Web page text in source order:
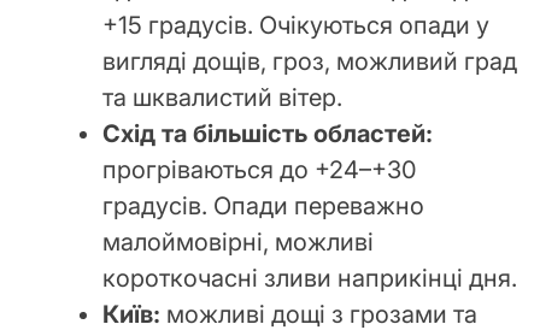
+15 градусів. Очікуються опади у
вигляді дощів, гроз, можливий град
та шквалистий вітер.
Схід та більшість областей:
прогріваються до +24–+30
градусів. Опади переважно
малоймовірні, можливі
короткочасні зливи наприкінці дня.
Київ: можливі дощі з грозами та